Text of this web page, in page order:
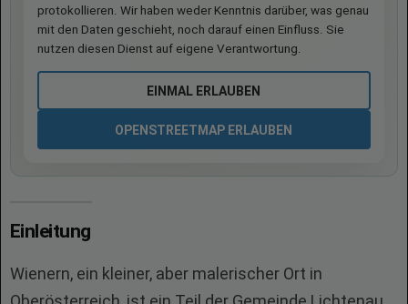
protokollieren. Wir haben weder Kenntnis darüber, was genau
mit den Daten geschieht, noch darauf einen Einfluss. Sie
nutzen diesen Dienst auf eigene Verantwortung.
EINMAL ERLAUBEN
OPENSTREETMAP ERLAUBEN
Einleitung
Wienern, ein kleiner, aber malerischer Ort in